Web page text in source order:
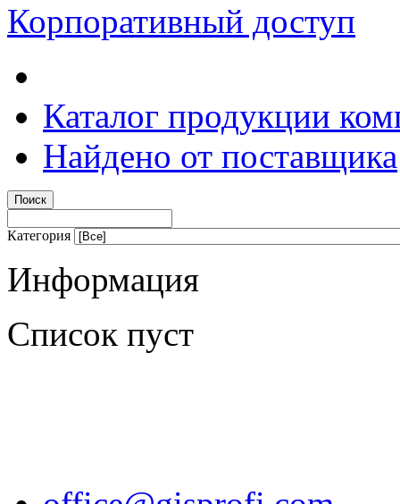
Корпоративный доступ
Каталог продукции
Найдено от поставщика
Категория
Информация
Список пуст